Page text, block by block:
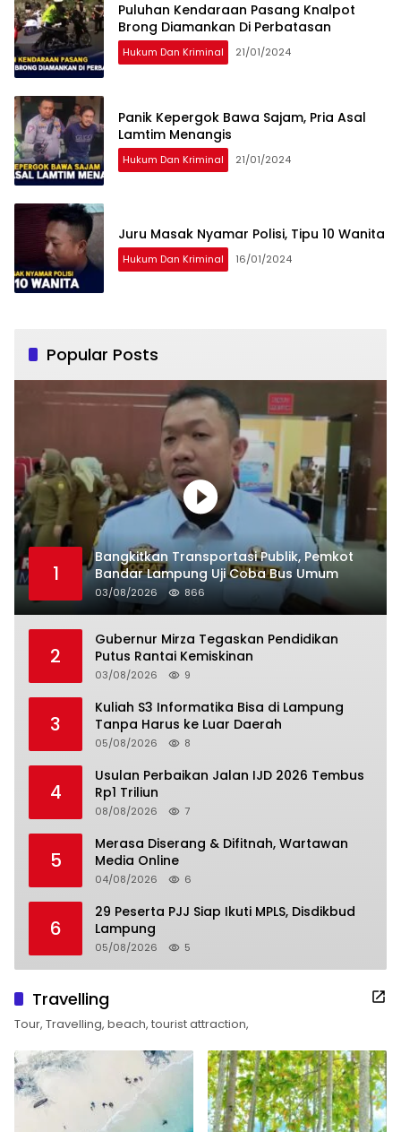
Puluhan Kendaraan Pasang Knalpot
Brong Diamankan Di Perbatasan
Hukum Dan Kriminal 21/01/2024
Panik Kepergok Bawa Sajam, Pria Asal
Lamtim Menangis
Hukum Dan Kriminal 21/01/2024
Juru Masak Nyamar Polisi, Tipu 10 Wanita
Hukum Dan Kriminal 16/01/2024
Popular Posts
1
Bangkitkan Transportasi Publik, Pemkot
Bandar Lampung Uji Coba Bus Umum
03/08/2026 866
2
Gubernur Mirza Tegaskan Pendidikan
Putus Rantai Kemiskinan
03/08/2026 9
3
Kuliah S3 Informatika Bisa di Lampung
Tanpa Harus ke Luar Daerah
05/08/2026 8
4
Usulan Perbaikan Jalan IJD 2026 Tembus
Rp1 Triliun
08/08/2026 7
5
Merasa Diserang & Difitnah, Wartawan
Media Online
04/08/2026 6
6
29 Peserta PJJ Siap Ikuti MPLS, Disdikbud
Lampung
05/08/2026 5
Travelling
Tour, Travelling, beach, tourist attraction,